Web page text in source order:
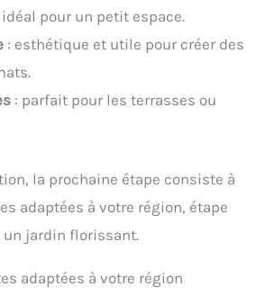
idéal pour un petit espace.
: esthétique et utile pour créer des
: parfait pour les terrasses ou
la prochaine étape consiste à
adaptées à votre région, étape
jardin florissant.
adaptées à votre région